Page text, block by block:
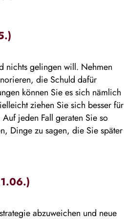
nichts gelingen will. Nehmen
die Schuld dafür
können Sie es sich nämlich
ziehen Sie sich besser für
jeden Fall geraten Sie so
Dinge zu sagen, die Sie später
abzuweichen und neue